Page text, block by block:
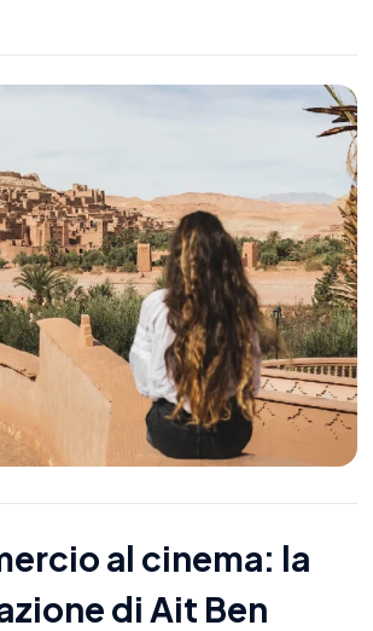
al cinema: la
di Ait Ben